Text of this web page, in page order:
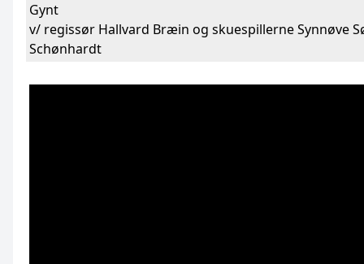
Gynt
v/ regissør Hallvard Bræin og skuespillerne Synnøve
Schønhardt